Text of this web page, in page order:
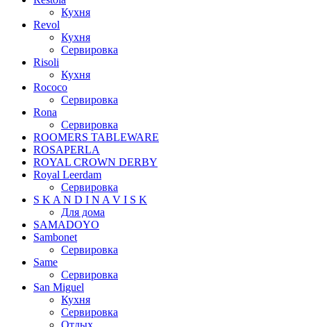
Кухня
Revol
Кухня
Сервировка
Risoli
Кухня
Rococo
Сервировка
Rona
Сервировка
ROOMERS TABLEWARE
ROSAPERLA
ROYAL CROWN DERBY
Royal Leerdam
Сервировка
S K A N D I N A V I S K
Для дома
SAMADOYO
Sambonet
Сервировка
Same
Сервировка
San Miguel
Кухня
Сервировка